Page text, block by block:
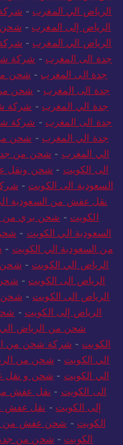
من الرياض للمغرب -
الرياض الي المغرب-
الرياض إلى المغرب -شحن
الرياض الي المغرب-
جدة الى المغرب -شركة
جدة الى المغرب -شحن
جدة الى المغرب- شحن
جدة الي المغرب-شركة
جدة الى المغرب - شركة
جدة الي المغرب- شحن
الي المغرب -شحن من
الى الكويت
-شحن ونقل
السعودية الى الكويت-
نقل عفش من السعودية
الكويت- شحن بري من
السعودية الي الكويت-
من السعودية الي الكويت-
الرياض الي الكويت- شحن
الرياض الى الكويت-شحن
الرياض الى الكويت- شحن
الرياض إلى الكويت-
شحن من الرياض الي
الكويت-شركة شحن من
الي الكويت - شحن من
الي الكويت- شحن و نقل
الى الكويت-نقل عفش
إلى الكويت- نقل عفش
الكويت-شحن عفش من